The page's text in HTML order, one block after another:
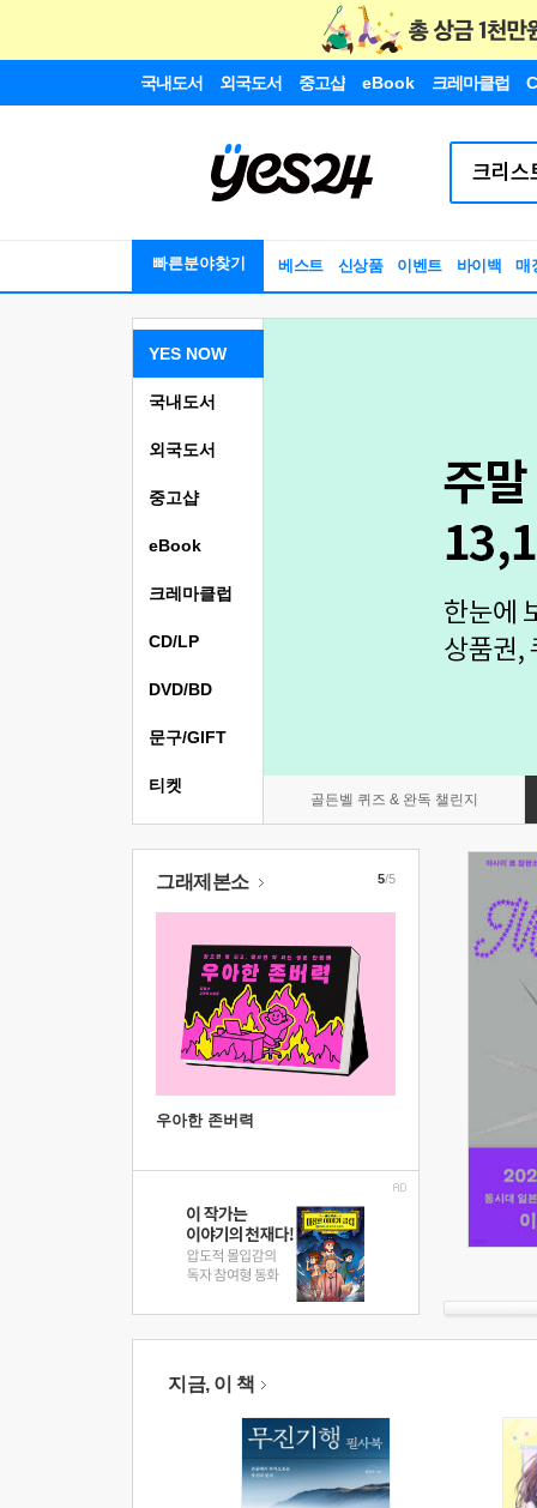
국내도서 외국도서 중고샵 eBook 크레마클럽
빠른분야찾기 베스트 신상품 이벤트 바이백 매
YES NOW
골든벨 퀴즈 & 완독 챌린지
국내도서
외국도서
중고샵
eBook
크레마클럽
CD/LP
DVD/BD
문구/GIFT
티켓
그래제본소
우아한 존버력
5/5
지금, 이 책